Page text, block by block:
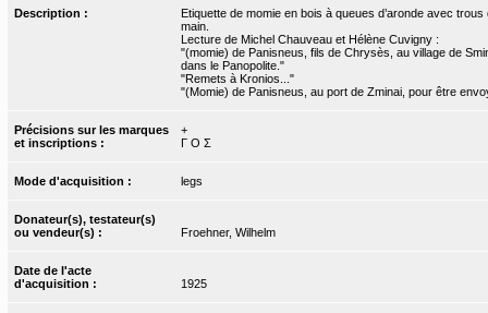
Description :
Etiquette de momie en bois à queues d’aronde avec
main.
Lecture de Michel Chauveau et Hélène Cuvigny :
"(momie) de Panisneus, fils de Chrysès, au village de
dans le Panopolite."
"Remets à Kronios..."
"(Momie) de Panisneus, au port de Zminai, pour être
Précisions sur les marques
et inscriptions :
+
Γ Ο Σ
Mode d'acquisition : legs
Donateur(s), testateur(s)
ou vendeur(s) :
Froehner, Wilhelm
Date de l'acte
d'acquisition :
1925